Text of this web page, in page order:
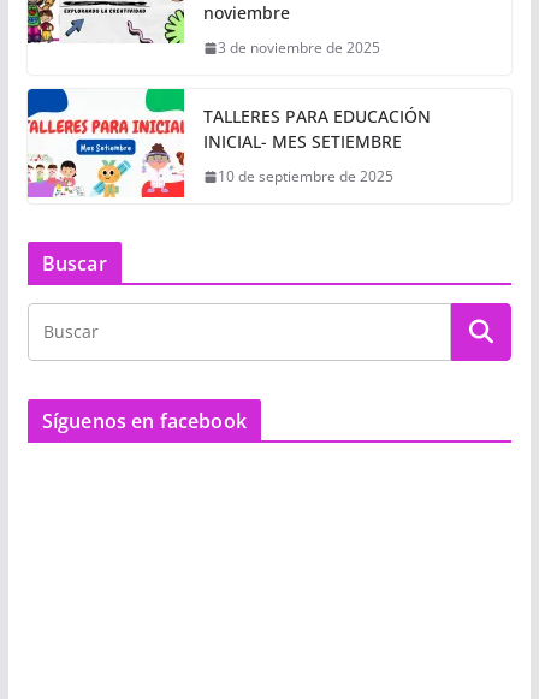
noviembre
3 de noviembre de 2025
TALLERES PARA EDUCACIÓN
INICIAL- MES SETIEMBRE
10 de septiembre de 2025
Buscar
Síguenos en facebook